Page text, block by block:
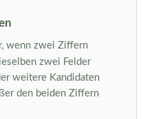
wenn zwei Ziffern
zwei Felder
weitere Kandidaten
den beiden Ziffern